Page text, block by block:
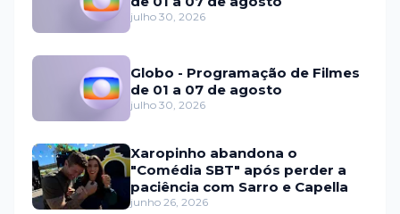
julho 30, 2026
Globo - Programação de Filmes
de 01 a 07 de agosto
julho 30, 2026
Xaropinho abandona o
"Comédia SBT" após perder a
paciência com Sarro e Capella
junho 26, 2026